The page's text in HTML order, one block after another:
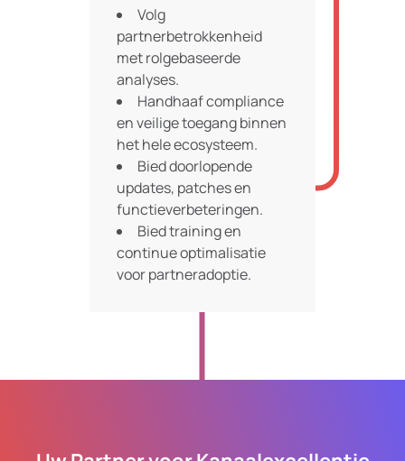
Volg
partnerbetrokkenheid
met rolgebaseerde
analyses.
Handhaaf compliance
en veilige toegang binnen
het hele ecosysteem.
Bied doorlopende
updates, patches en
functieverbeteringen.
Bied training en
continue optimalisatie
voor partneradoptie.